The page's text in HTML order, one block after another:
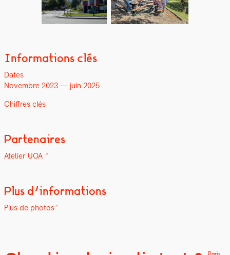
Informations clés
Dates
Novem­bre 2023 — juin 2025
Chiffres clés
Partenaires
Ate­lier UOA
Plus d’informations
Plus de pho­tos
Paris